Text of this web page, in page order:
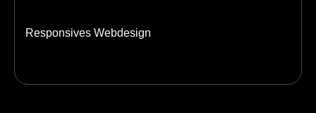
Responsives Webdesign